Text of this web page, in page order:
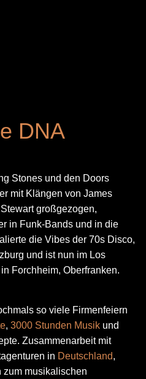
DNA
Stones und den Doors
mit Klängen von James
großgezogen,
in Funk-Bands und in die
die Vibes der 70s Disco,
und ist nun im Los
Forchheim, Oberfranken.
so viele Firmenfeiern
, 3000 Stunden Musik und
Zusammenarbeit mit
in Deutschland,
zum musikalischen